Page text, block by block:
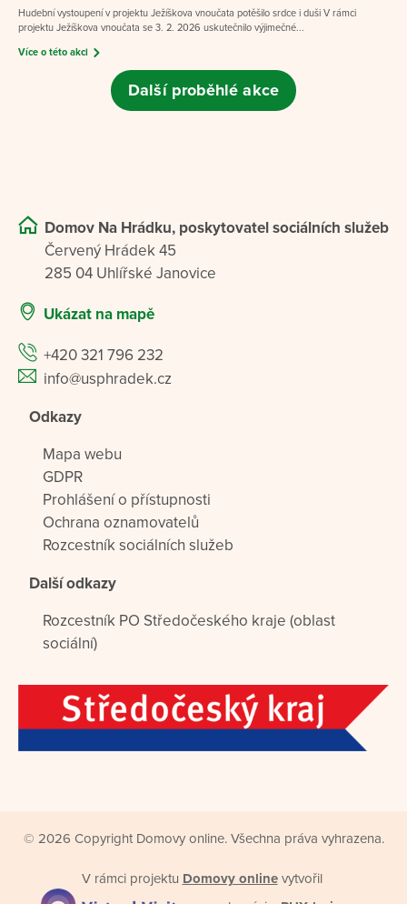
Hudební vystoupení v projektu Ježíškova vnoučata potěšilo srdce i duši V rámci
projektu Ježíškova vnoučata se 3. 2. 2026 uskutečnilo výjimečné...
Více o této akci
Další proběhlé akce
Domov Na Hrádku, poskytovatel sociálních služeb
Červený Hrádek 45
285 04 Uhlířské Janovice
Ukázat na mapě
+420 321 796 232
info@usphradek.cz
Odkazy
Mapa webu
GDPR
Prohlášení o přístupnosti
Ochrana oznamovatelů
Rozcestník sociálních služeb
Další odkazy
Rozcestník PO Středočeského kraje (oblast
sociální)
© 2026 Copyright Domovy online. Všechna práva vyhrazena.
V rámci projektu Domovy onlinevytvořil